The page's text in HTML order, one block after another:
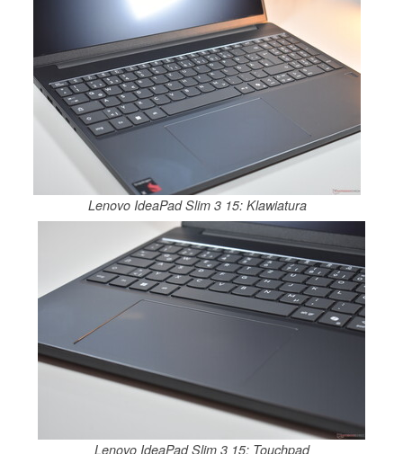
Lenovo IdeaPad Slim 3 15: Klawiatura
Lenovo IdeaPad Slim 3 15: Touchpad